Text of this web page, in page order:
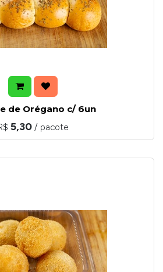
de Orégano c/ 6un
5,30 / pacote